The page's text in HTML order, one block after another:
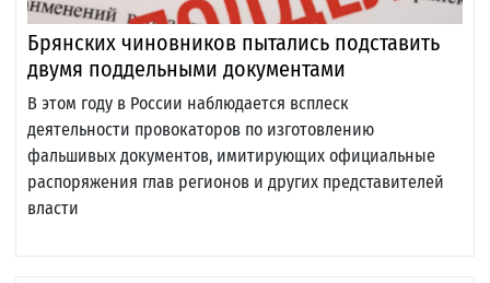
Брянских чиновников пытались подставить
двумя поддельными документами
В этом году в России наблюдается всплеск
деятельности провокаторов по изготовлению
фальшивых документов, имитирующих официальные
распоряжения глав регионов и других представителей
власти